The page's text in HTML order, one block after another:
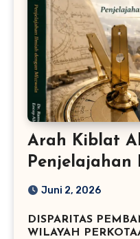
Arah Kiblat
Penjelajahan
Mizwala
Juni 2, 2026
DISPARITAS
WILAYAH